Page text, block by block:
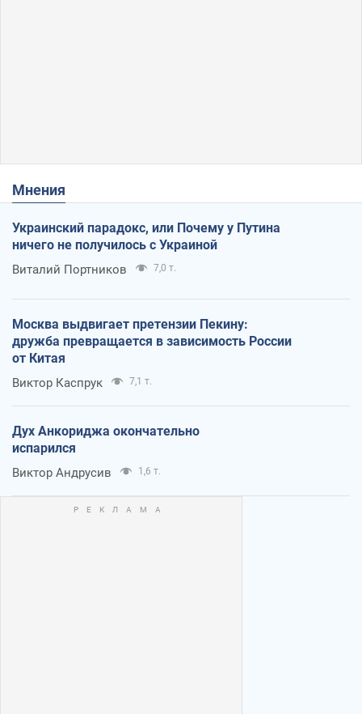
Мнения
Украинский парадокс, или Почему у Путина
ничего не получилось с Украиной
Виталий Портников 7,0 т.
Москва выдвигает претензии Пекину:
дружба превращается в зависимость России
от Китая
Виктор Каспрук 7,1 т.
Дух Анкориджа окончательно
испарился
Виктор Андрусив 1,6 т.